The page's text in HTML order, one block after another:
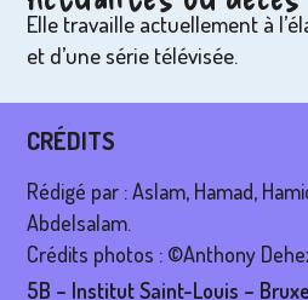
Elle travaille actuellement à
et d’une série télévisée.
CRÉDITS
Rédigé par : Aslam, Hamad,
Abdelsalam.
Crédits photos : ©Anthony
5B – Institut Saint-Louis –